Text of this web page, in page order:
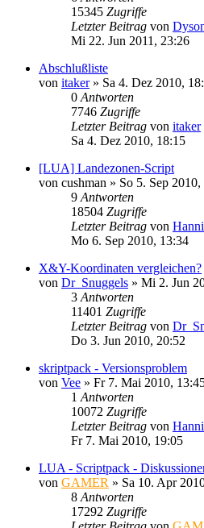
15345 Zugriffe
Letzter Beitrag von
Mi 22. Jun 2011, 23:26
Abschlußliste
von itaker» Sa 4. Dez 2010,
0 Antworten
7746 Zugriffe
Letzter Beitrag von itaker
Sa 4. Dez 2010, 18:15
[LUA] Landezonen-Script
von cushman » So 5. Sep
9 Antworten
18504 Zugriffe
Letzter Beitrag von Hanni
Mo 6. Sep 2010, 13:34
X&Y-Koordinaten vergleichen?
von Dr_Snuggels » Mi 2. Jun
3 Antworten
11401 Zugriffe
Letzter Beitrag von
Do 3. Jun 2010, 20:52
skriptpack - Versionsproblem
von Vee » Fr 7. Mai 2010,
1 Antworten
10072 Zugriffe
Letzter Beitrag von Hanni
Fr 7. Mai 2010, 19:05
LUA - Scriptpack -
von GAMER » Sa 10. Apr
8 Antworten
17292 Zugriffe